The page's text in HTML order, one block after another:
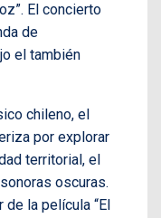
El concierto
de
el también
chileno, el
por explorar
territorial, el
oscuras.
la película “El